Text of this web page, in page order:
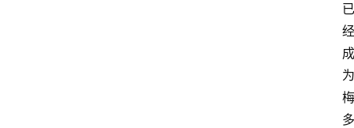
已
经
成
为
梅
多